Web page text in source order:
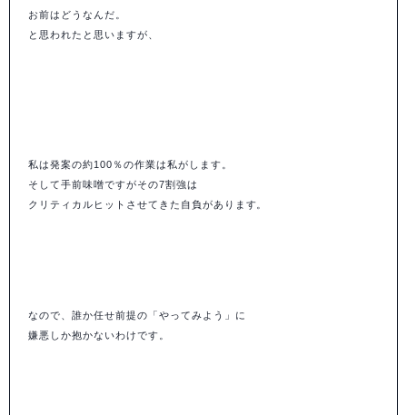
お前はどうなんだ。
と思われたと思いますが、
私は発案の約100％の作業は私がします。
そして手前味噌ですがその7割強は
クリティカルヒットさせてきた自負があります。
なので、誰か任せ前提の「やってみよう」に
嫌悪しか抱かないわけです。